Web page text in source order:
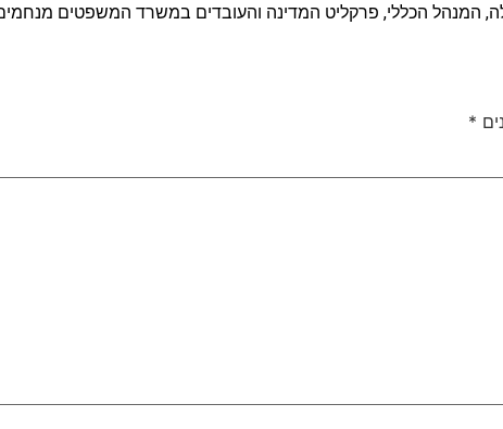
המנהל הכללי, פרקליט המדינה והעובדים במשרד המשפטים
*